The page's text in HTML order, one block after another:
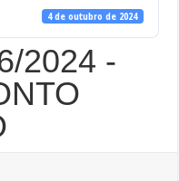
4 de outubro de 2024
2024 -